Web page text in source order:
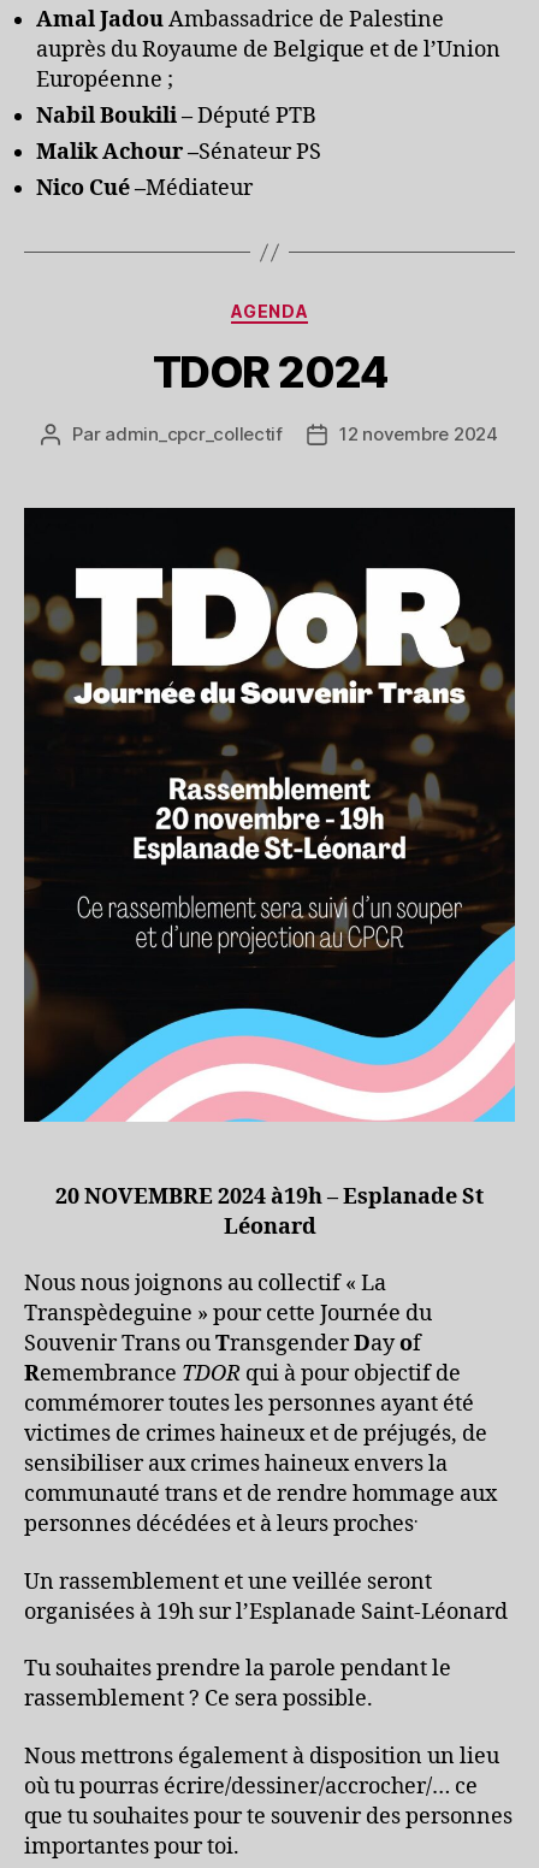
Amal JadouAmbassadrice de Palestine
auprès du Royaume de Belgique et de l’Union
Européenne ;
Nabil Boukili –Député PTB
Malik Achour –Sénateur PS
Nico Cué –Médiateur
Catégories
AGENDA
TDOR 2024
Auteur
Par admin_cpcr_collectif
Date12 novembre 2024
20 NOVEMBRE 2024 à19h – Esplanade St
Léonard
Nous nous joignons au collectif « La
Transpèdeguine » pour cette Journée du
Souvenir Trans ouTransgenderDayof
Remembrance TDOR qui à pour objectif de
commémorer toutes les personnes ayant été
victimes de crimes haineux et de préjugés, de
sensibiliser aux crimes haineux envers la
communauté trans et de rendre hommage aux
personnes décédées et à leurs proches.
Un rassemblement et une veillée seront
organisées à 19h sur l’Esplanade Saint-Léonard
Tu souhaites prendre la parole pendant le
rassemblement ? Ce sera possible.
Nous mettrons également à disposition un lieu
où tu pourras écrire/dessiner/accrocher/… ce
que tu souhaites pour te souvenir des personnes
importantes pour toi.